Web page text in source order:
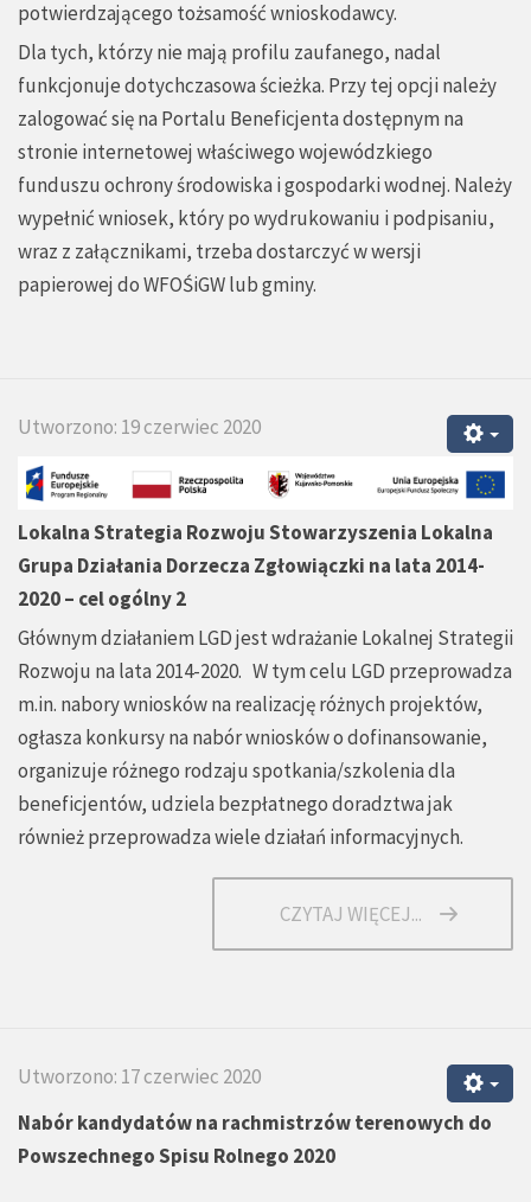
potwierdzającego tożsamość wnioskodawcy.
Dla tych, którzy nie mają profilu zaufanego, nadal
funkcjonuje dotychczasowa ścieżka. Przy tej opcji należy
zalogować się na Portalu Beneficjenta dostępnym na
stronie internetowej właściwego wojewódzkiego
funduszu ochrony środowiska i gospodarki wodnej. Należy
wypełnić wniosek, który po wydrukowaniu i podpisaniu,
wraz z załącznikami, trzeba dostarczyć w wersji
papierowej do WFOŚiGW lub gminy.
Utworzono: 19 czerwiec 2020
Lokalna Strategia Rozwoju Stowarzyszenia Lokalna
Grupa Działania Dorzecza Zgłowiączki na lata 2014-
2020 – cel ogólny 2
Głównym działaniem LGD jest wdrażanie Lokalnej Strategii
Rozwoju na lata 2014-2020. W tym celu LGD przeprowadza
m.in. nabory wniosków na realizację różnych projektów,
ogłasza konkursy na nabór wniosków o dofinansowanie,
organizuje różnego rodzaju spotkania/szkolenia dla
beneficjentów, udziela bezpłatnego doradztwa jak
również przeprowadza wiele działań informacyjnych.
CZYTAJ WIĘCEJ...
Utworzono: 17 czerwiec 2020
Nabór kandydatów na rachmistrzów terenowych do
Powszechnego Spisu Rolnego 2020